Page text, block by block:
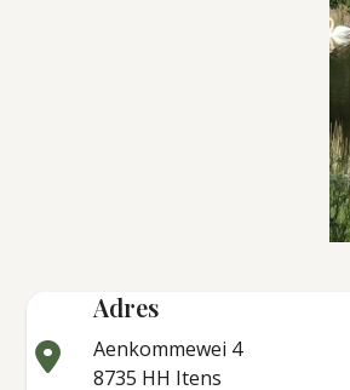
Adres
Aenkommewei 4
8735 HH Itens